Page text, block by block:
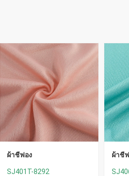
ผ้าชีฟอง
SJ401T-8292
ผ้าชี